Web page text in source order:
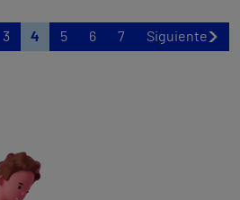
3 4 5 6 7 Siguiente